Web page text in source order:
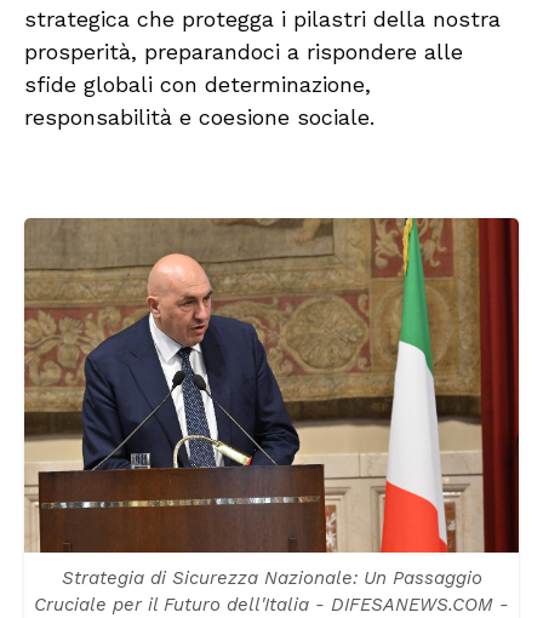
strategica che protegga i pilastri della nostra
prosperità, preparandoci a rispondere alle
sfide globali con determinazione,
responsabilità e coesione sociale.
Strategia di Sicurezza Nazionale: Un Passaggio
Cruciale per il Futuro dell'Italia - DIFESANEWS.COM -